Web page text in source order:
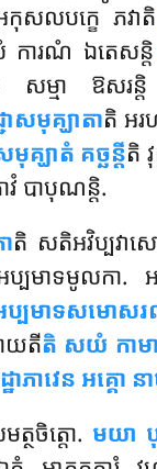
សលបក្ខេ ភវាតិ
ការណំ ឯតេសន្តិ
សម្មា ឱសរន្តិ
សមុគ្ឃាតាតិ អរ
គ្ឃាតំ គច្ឆន្តីតិ
វំ បាបុណន្តិ.
តិ សតិអវិប្បវា
បមាទមូលកា. អ
ប្បមាទសមោស
ាយតីតិ សយំ កាម
ភាវេន អគ្គោ ន
ថចិត្តោ. មយា